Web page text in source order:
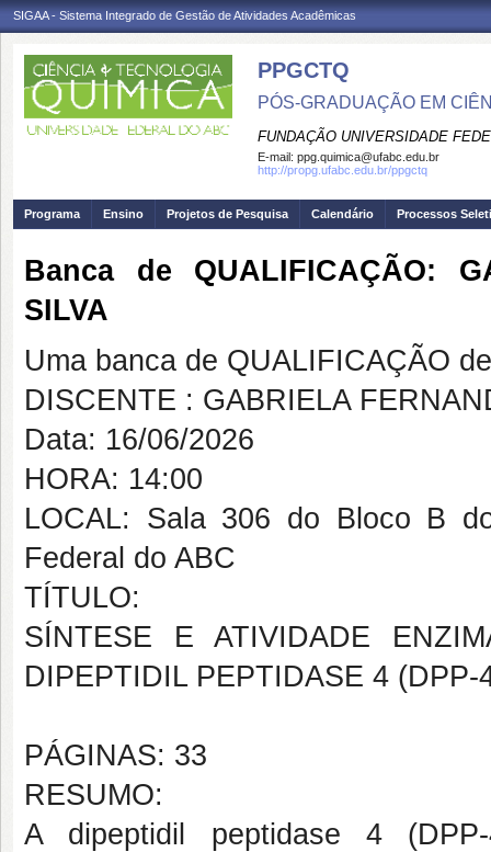
SIGAA - Sistema Integrado de Gestão de Atividades Acadêmicas
PPGCTQ
PÓS-GRADUAÇÃO EM
FUNDAÇÃO UNIVERSIDADE
E-mail: ppg.quimica@ufabc.edu.br
http://propg.ufabc.edu.br/ppgctq
Programa Ensino Projetos de Pesquisa Calendário Processos
Banca de QUALIFICAÇÃO:
SILVA
Uma banca de QUALIFICAÇÃO
DISCENTE : GABRIELA
Data: 16/06/2026
HORA: 14:00
LOCAL: Sala 306 do Bloco B
Federal do ABC
TÍTULO:
SÍNTESE E ATIVIDADE
DIPEPTIDIL PEPTIDASE 4 (DPP-
PÁGINAS: 33
RESUMO:
A dipeptidil peptidase 4